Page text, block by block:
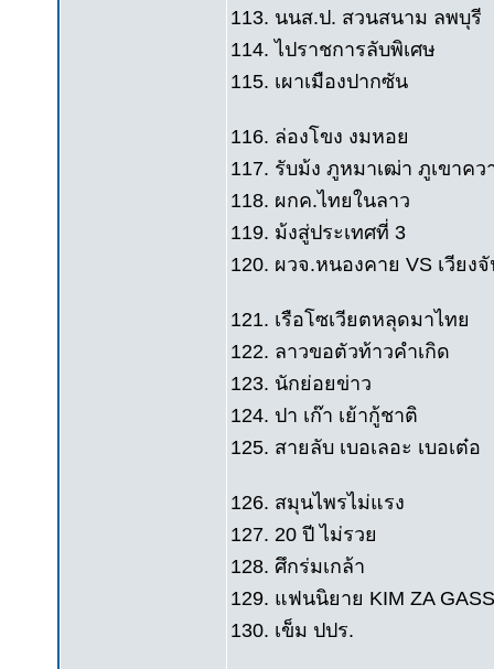
113. นนส.ป. สวนสนาม ลพบุรี
114. ไปราชการลับพิเศษ
115. เผาเมืองปากซัน
116. ล่องโขง งมหอย
117. รับม้ง ภูหมาเฒ่า ภูเขาคว
118. ผกค.ไทยในลาว
119. ม้งสู่ประเทศที่ 3
120. ผวจ.หนองคาย VS เวียง
121. เรือโซเวียตหลุดมาไทย
122. ลาวขอตัวท้าวคำเกิด
123. นักย่อยข่าว
124. ปา เก๊า เย้ากู้ชาติ
125. สายลับ เบอเลอะ เบอเต๋อ
126. สมุนไพรไม่แรง
127. 20 ปี ไม่รวย
128. ศึกร่มเกล้า
129. แฟนนิยาย KIM ZA GASS
130. เข็ม ปปร.